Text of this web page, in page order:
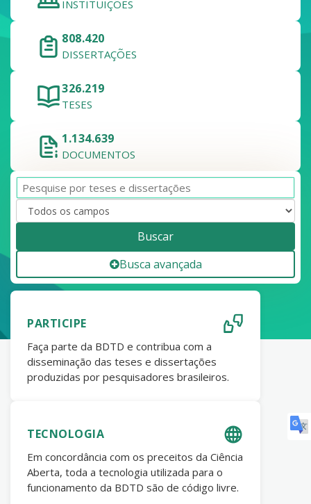
INSTITUIÇÕES
808.420
DISSERTAÇÕES
326.219
TESES
1.134.639
DOCUMENTOS
Buscar
Busca avançada
PARTICIPE
Faça parte da BDTD e contribua com a
disseminação das teses e dissertações
produzidas por pesquisadores brasileiros.
TECNOLOGIA
Em concordância com os preceitos da Ciência
Aberta, toda a tecnologia utilizada para o
funcionamento da BDTD são de código livre.